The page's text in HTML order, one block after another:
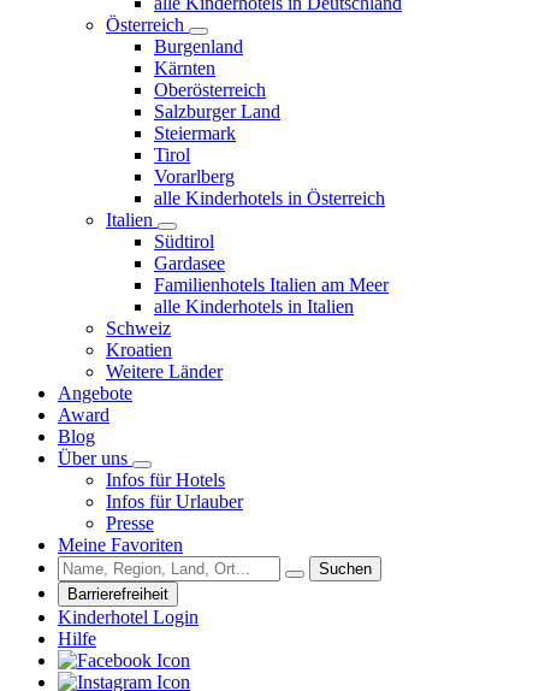
Österreich
Burgenland
Kärnten
Oberösterreich
Salzburger Land
Steiermark
Tirol
Vorarlberg
alle Kinderhotels in Österreich
Italien
Südtirol
Gardasee
Familienhotels Italien am Meer
alle Kinderhotels in Italien
Schweiz
Kroatien
Weitere Länder
Angebote
Award
Blog
Über uns
Infos für Hotels
Infos für Urlauber
Presse
Meine Favoriten
Suchen
Barrierefreiheit
Kinderhotel Login
Hilfe